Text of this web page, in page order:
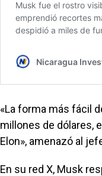
«La forma más fácil
millones de dólares,
Elon», amenazó al
En su red X, Musk